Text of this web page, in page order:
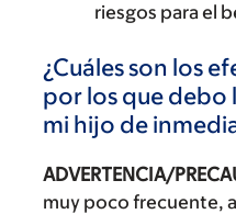
riesgos para el
¿Cuáles son los
por los que debo
mi hijo de
ADVERTENCIA/
muy poco frecuente,